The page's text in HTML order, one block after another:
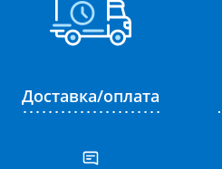
Доставка/оплата